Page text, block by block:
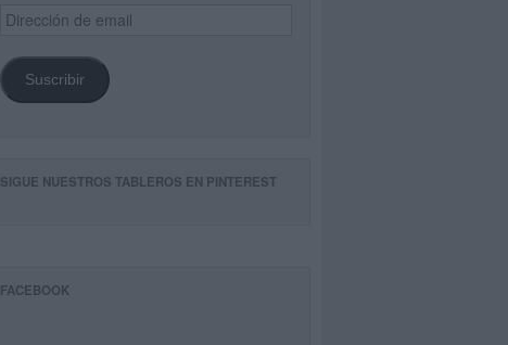
Dirección
de
Suscribir
SIGUE NUESTROS TABLEROS EN PINTEREST
FACEBOOK